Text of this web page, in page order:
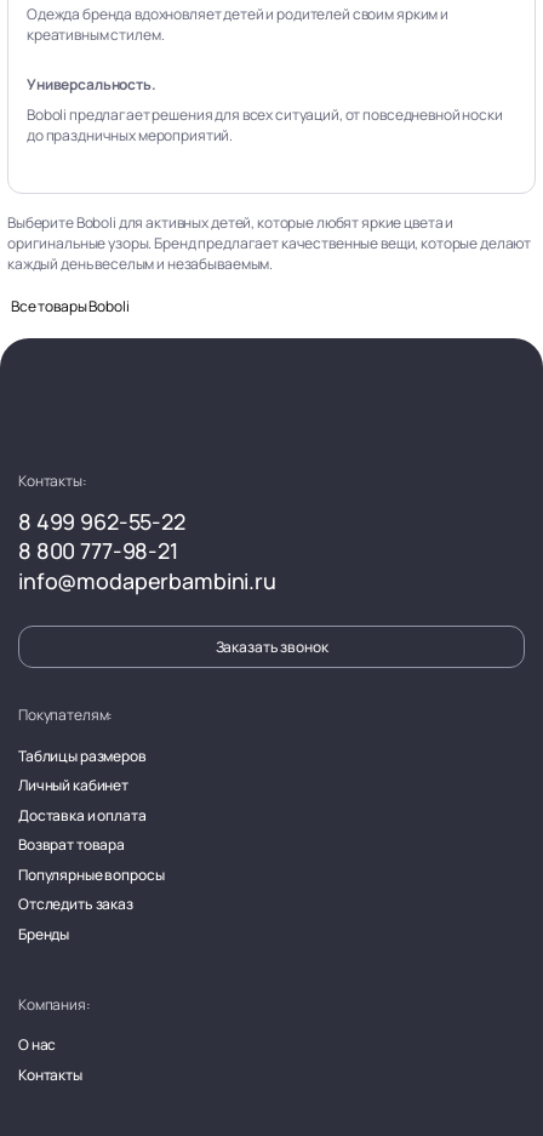
Одежда бренда вдохновляет детей и родителей своим ярким и
креативным стилем.
Универсальность.
Boboli предлагает решения для всех ситуаций, от повседневной носки
до праздничных мероприятий.
Выберите Boboli для активных детей, которые любят яркие цвета и
оригинальные узоры. Бренд предлагает качественные вещи, которые делают
каждый день веселым и незабываемым.
Все товары Boboli
Контакты:
8 499 962-55-22
8 800 777-98-21
info@modaperbambini.ru
Заказать звонок
Покупателям:
Таблицы размеров
Личный кабинет
Доставка и оплата
Возврат товара
Популярные вопросы
Отследить заказ
Бренды
Компания:
О нас
Контакты